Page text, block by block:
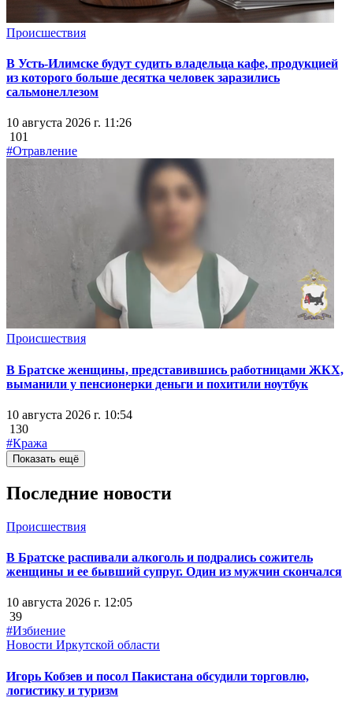
Происшествия
В Усть-Илимске будут судить владельца кафе, продукцией
из которого больше десятка человек заразились
сальмонеллезом
10 августа 2026 г. 11:26
101
#Отравление
Происшествия
В Братске женщины, представившись работницами ЖКХ,
выманили у пенсионерки деньги и похитили ноутбук
10 августа 2026 г. 10:54
130
#Кража
Показать ещё
Последние новости
Происшествия
В Братске распивали алкоголь и подрались сожитель
женщины и ее бывший супруг. Один из мужчин скончался
10 августа 2026 г. 12:05
39
#Избиение
Новости Иркутской области
Игорь Кобзев и посол Пакистана обсудили торговлю,
логистику и туризм